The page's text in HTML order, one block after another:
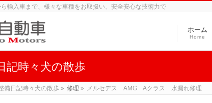
輸入車まで、様々な車種をお取扱い、安全安心な技術力で
ホーム
Home
記時々犬の散歩
備日記時々犬の散歩 » 修理 » メルセデス AMG Aクラス 水漏れ修理